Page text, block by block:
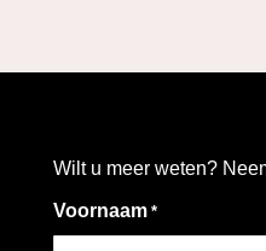
Wilt u meer weten?
Voornaam *